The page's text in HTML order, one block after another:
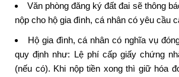
Văn phòng đăng ký đất đai sẽ thông
nộp cho hộ gia đình, cá nhân có yêu cầu
Hộ gia đình, cá nhân có nghĩa vụ
quy định như: Lệ phí cấp giấy chứng
(nếu có). Khi nộp tiền xong thì giữ hóa